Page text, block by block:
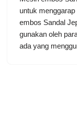
untuk
embos Sandal
gunakan oleh
ada yang